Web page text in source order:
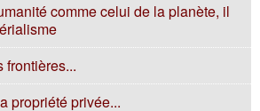
comme celui de la planète, il
frontières...
propriété privée...